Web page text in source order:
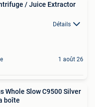
/ Juice Extractor
Détails
1 août 26
Whole Slow C9500 Silver
boîte